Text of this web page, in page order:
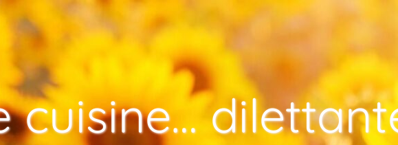
cuisine…